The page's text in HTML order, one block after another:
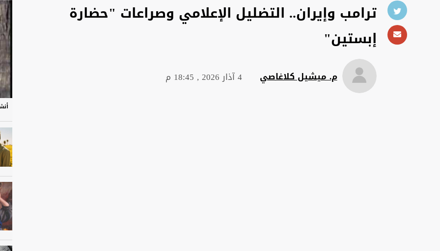
ترامب وإيران.. التضليل الإعلامي وصراعات "حضارة
إبستين"
م. ميشيل كلاغاصي 4 آذار 2026 , 18:45 م